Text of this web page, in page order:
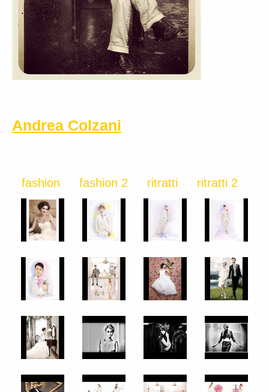
Andrea Colzani
fashion fashion 2 ritratti ritratti 2